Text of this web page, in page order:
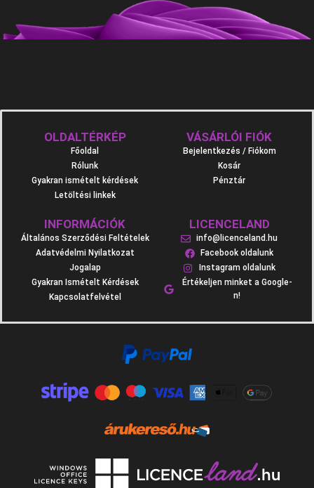
OLDALTÉRKÉP
Főoldal
Rólunk
Gyakran ismételt kérdések
Letöltési linkek
VÁSÁRLÓI FIÓK
Bejelentkezés / Fiókom
Kosár
Pénztár
INFORMÁCIÓK
Általános Szerződési Feltételek
Adatvédelmi Nyilatkozat
Jogalap
Gyakran Ismételt Kérdések
Kapcsolatfelvétel
LICENCELAND
info@licenceland.hu
Facebook oldalunk
Instagram oldalunk
Értékeljen minket a Google-
n!